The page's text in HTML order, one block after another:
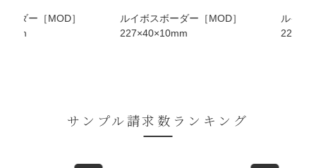
［MOD］
ルイボスボーダー［MOD］
227×40×10mm
ルイボスボー
サンプル請求数ランキング